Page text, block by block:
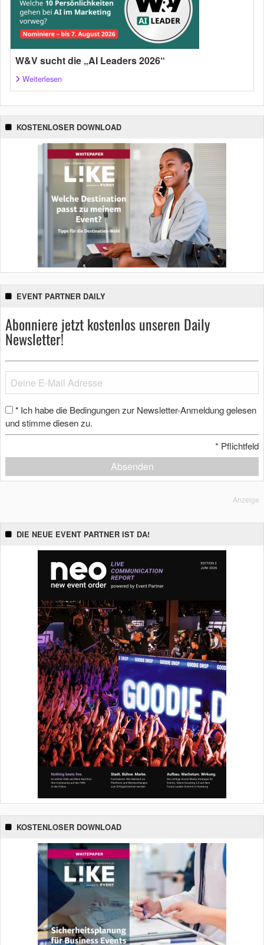
W&V sucht die „AI Leaders 2026“
Weiterlesen
KOSTENLOSER DOWNLOAD
EVENT PARTNER DAILY
Abonniere jetzt kostenlos unseren Daily
Newsletter!
* Ich habe die Bedingungen zur Newsletter-Anmeldung gelesen
und stimme diesen zu.
* Pflichtfeld
Absenden
Anzeige
DIE NEUE EVENT PARTNER IST DA!
KOSTENLOSER DOWNLOAD